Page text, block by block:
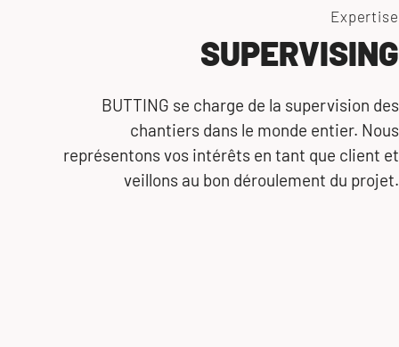
Expertise
SUPERVISING
BUTTING se charge de la supervision des
chantiers dans le monde entier. Nous
représentons vos intérêts en tant que client et
veillons au bon déroulement du projet.